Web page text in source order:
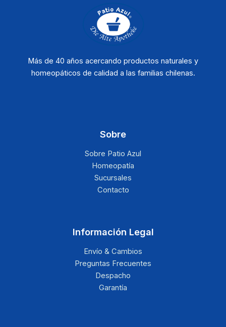
Más de 40 años acercando productos naturales y
homeopáticos de calidad a las familias chilenas.
Sobre
Sobre Patio Azul
Homeopatía
Sucursales
Contacto
Información Legal
Envío & Cambios
Preguntas Frecuentes
Despacho
Garantía